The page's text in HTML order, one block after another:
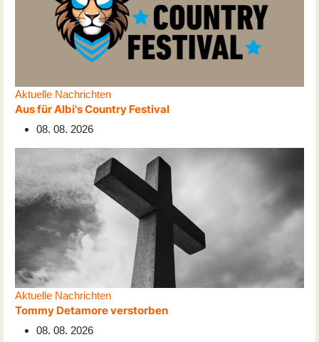
Aktuelle Nachrichten
Aus für Albi's Country Festival
08. 08. 2026
Aktuelle Nachrichten
Tommy Detamore verstorben
08. 08. 2026